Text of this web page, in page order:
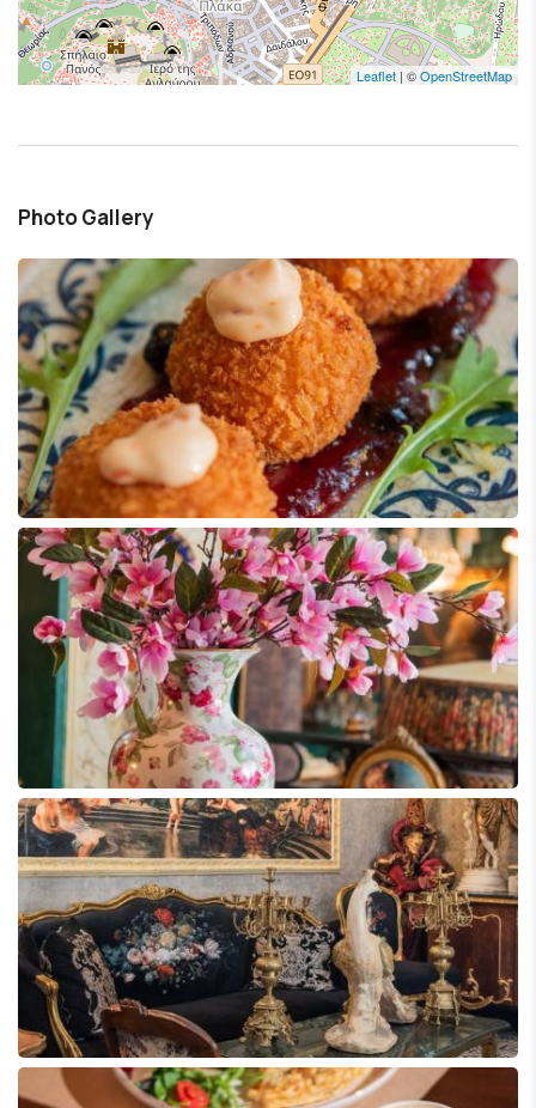
Leaflet| ©OpenStreetMap
Photo Gallery